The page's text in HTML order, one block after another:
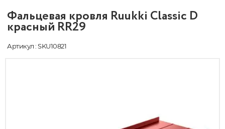
Фальцевая кровля Ruukki Classic D
красный RR29
Артикул : SKU10821